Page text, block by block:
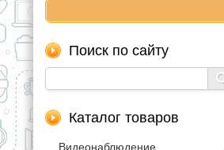
Поиск по сайту
Каталог товаров
Видеонаблюдение